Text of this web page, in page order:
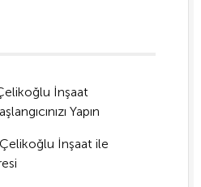
İnşaat
Yapın
İnşaat ile